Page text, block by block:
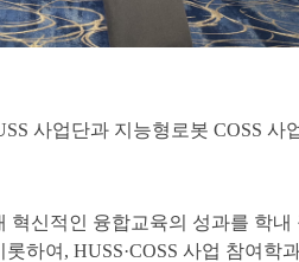
사업단과 지능형로봇 COSS 사
신적인 융합교육의 성과를 학
하여, HUSS·COSS 사업 참여학